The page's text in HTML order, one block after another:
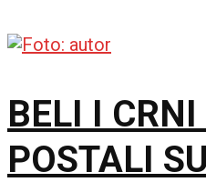
BELI I
POSTALI